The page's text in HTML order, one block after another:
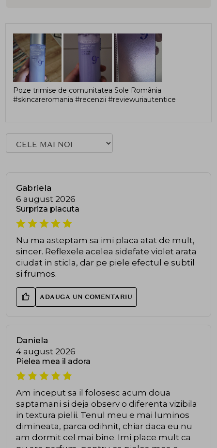
Poze trimise de comunitatea Sole România
#skincareromania #recenzii #reviewuriautentice
Gabriela
6 august 2026
Surpriza placuta
Nu ma asteptam sa imi placa atat de mult,
sincer. Reflexele acelea sidefate violet arata
ciudat in sticla, dar pe piele efectul e subtil
si frumos.
ADAUGA UN COMENTARIU
Daniela
4 august 2026
Pielea mea il adora
Am inceput sa il folosesc acum doua
saptamani si deja observ o diferenta vizibila
in textura pielii. Tenul meu e mai luminos
dimineata, parca odihnit, chiar daca eu nu
am dormit cel mai bine. Imi place mult ca